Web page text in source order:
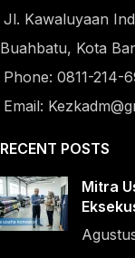
Jl. Kawaluyaan
Buahbatu, Kota
Phone: 0811-214-
Email:
RECENT POSTS
Mitra